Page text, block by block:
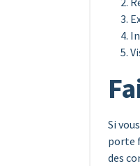
Si
porte
des